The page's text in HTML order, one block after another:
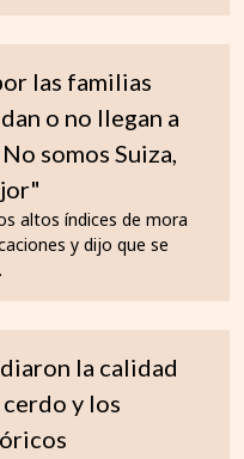
las familias
o no llegan a
somos Suiza,
altos índices de mora
y dijo que se
la calidad
y los